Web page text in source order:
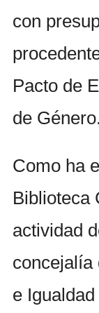
con
Pacto de
de Género.
Como ha
Biblioteca
actividad
concejalía
e